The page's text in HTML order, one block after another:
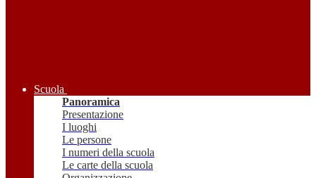
Scuola
Panoramica
Presentazione
I luoghi
Le persone
I numeri della scuola
Le carte della scuola